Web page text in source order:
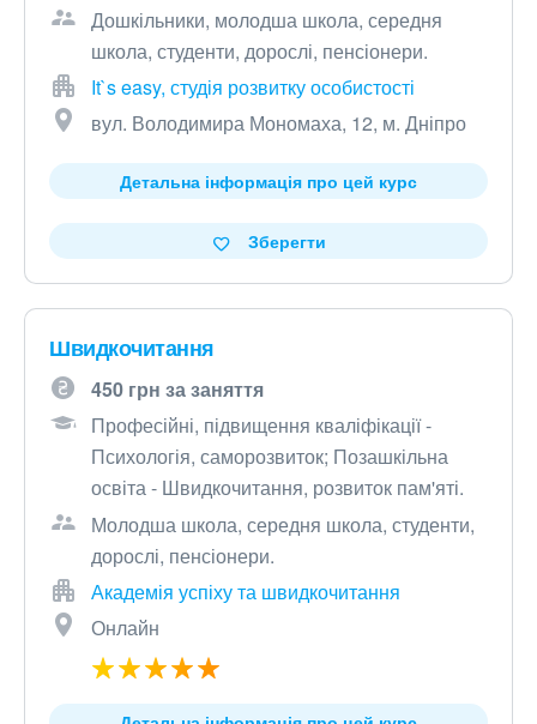
Дошкільники, молодша школа, середня
школа, студенти, дорослі, пенсіонери.
It`s easy, студія розвитку особистості
вул. Володимира Мономаха, 12, м. Дніпро
Детальна інформація про цей курс
Зберегти
Швидкочитання
450 грн за заняття
Професійні, підвищення кваліфікації -
Психологія, саморозвиток; Позашкільна
освіта - Швидкочитання, розвиток пам'яті.
Молодша школа, середня школа, студенти,
дорослі, пенсіонери.
Академія успіху та швидкочитання
Онлайн